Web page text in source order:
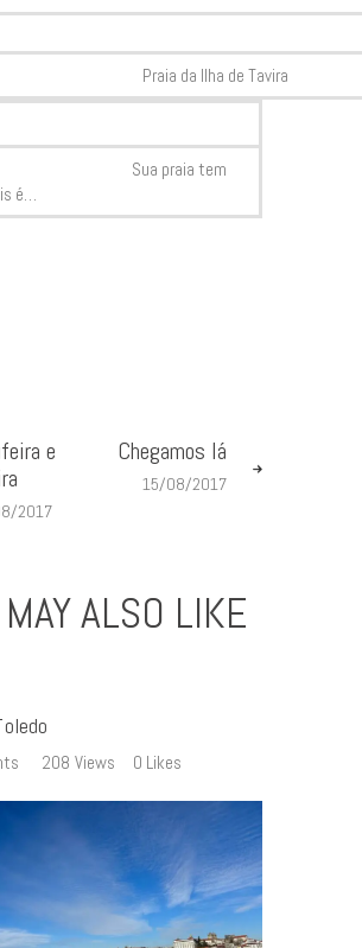
da Ilha de Tavira
praia tem
é…
e
2017
Chegamos lá
15/08/2017
ALSO LIKE
208 Views 0 Likes